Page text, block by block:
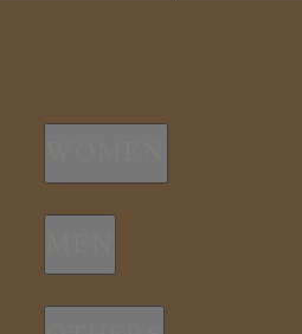
新商品
スリープウェア
新商品